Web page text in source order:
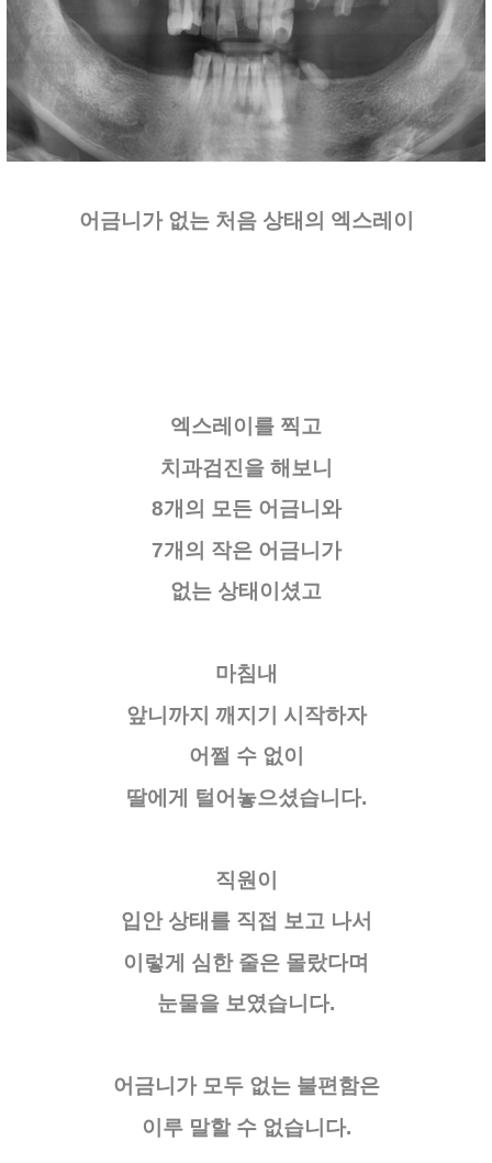
어금니가 없는 처음 상태의 엑스레이
엑스레이를 찍고
치과검진을 해보니
8개의 모든 어금니와
7개의 작은 어금니가
없는 상태이셨고
마침내
앞니까지 깨지기 시작하자
어쩔 수 없이
딸에게 털어놓으셨습니다.
직원이
입안 상태를 직접 보고 나서
이렇게 심한 줄은 몰랐다며
눈물을 보였습니다.
어금니가 모두 없는 불편함은
이루 말할 수 없습니다.